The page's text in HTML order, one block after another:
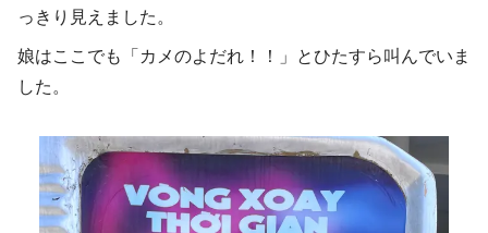
っきり見えました。
娘はここでも「カメのよだれ！！」とひたすら叫んでいま
した。